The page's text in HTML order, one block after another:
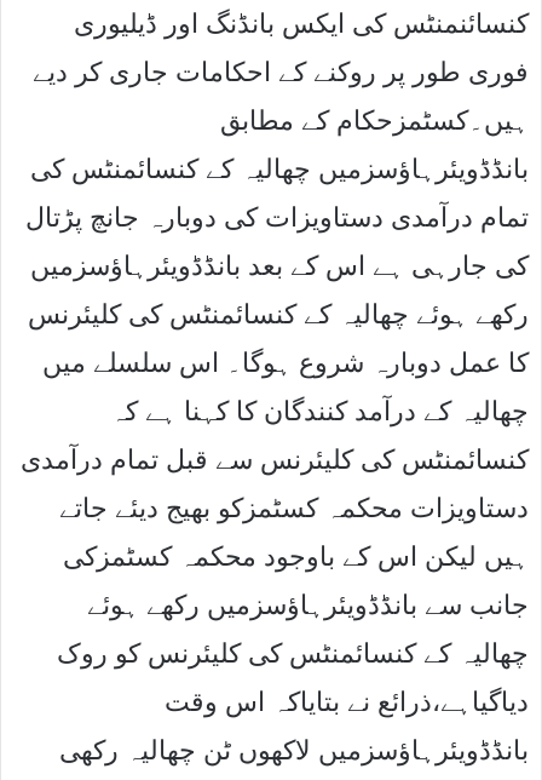
کنسائنمنٹس کی ایکس بانڈنگ اور ڈیلیوری
فوری طور پر روکنے کے احکامات جاری کر دیے
ہیں۔کسٹمزحکام کے مطابق
بانڈڈویئرہاﺅسزمیں چھالیہ کے کنسائمنٹس کی
تمام درآمدی دستاویزات کی دوبارہ جانچ پڑتال
کی جارہی ہے اس کے بعد بانڈڈویئرہاﺅسزمیں
رکھے ہوئے چھالیہ کے کنسائمنٹس کی کلیئرنس
کا عمل دوبارہ شروع ہوگا۔ اس سلسلے میں
چھالیہ کے درآمد کنندگان کا کہنا ہے کہ
کنسائمنٹس کی کلیئرنس سے قبل تمام درآمدی
دستاویزات محکمہ کسٹمزکو بھیج دیئے جاتے
ہیں لیکن اس کے باوجود محکمہ کسٹمزکی
جانب سے بانڈڈویئرہاﺅسزمیں رکھے ہوئے
چھالیہ کے کنسائمنٹس کی کلیئرنس کو روک
دیاگیاہے،ذرائع نے بتایاکہ اس وقت
بانڈڈویئرہاﺅسزمیں لاکھوں ٹن چھالیہ رکھی